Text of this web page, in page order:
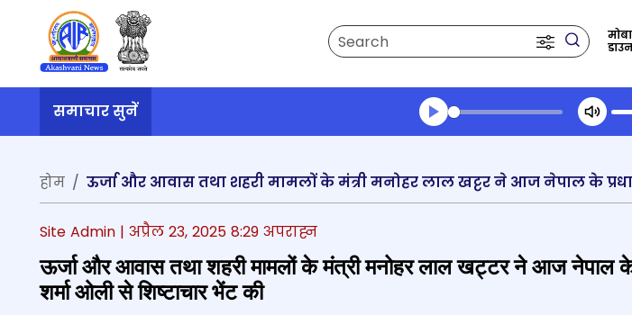
Search
समाचार सुनें
Transcript summary
होम
Site Admin | अप्रैल 23, 2025 8:29 अपराह्न
ऊर्जा और आवास तथा शहरी मामलों के मंत्री मनोहर लाल खट्टर ने आज नेपाल के
शर्मा ओली से शिष्टाचार भेंट की